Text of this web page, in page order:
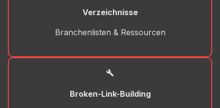
Verzeichnisse
Branchenlisten & Ressourcen
Broken-Link-Building